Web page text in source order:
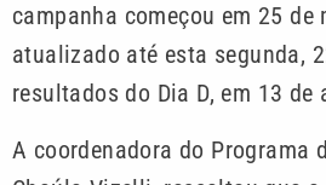
campanha começou em 25 de
atualizado até esta segunda,
resultados do Dia D, em 13 de
A coordenadora do Programa